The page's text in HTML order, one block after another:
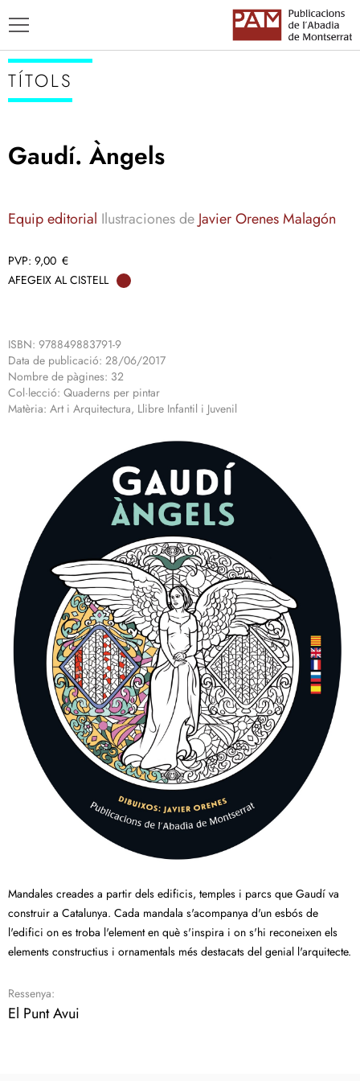
ENSENYAMENT CATALÀ
TÍTOLS
Gaudí. Àngels
Equip editorial Ilustraciones de Javier Orenes Malagón
9,00 €
AFEGEIX AL CISTELL
ISBN: 978849883791-9
Data de publicació: 28/06/2017
Nombre de pàgines: 32
Col·lecció: Quaderns per pintar
Matèria: Art i Arquitectura, Llibre Infantil i Juvenil
Mandales creades a partir dels edificis, temples i parcs que Gaudí va
construir a Catalunya. Cada mandala s'acompanya d'un esbós de
l'edifici on es troba l'element en què s'inspira i on s'hi reconeixen els
elements constructius i ornamentals més destacats del genial l'arquitecte.
Ressenya:
El Punt Avui